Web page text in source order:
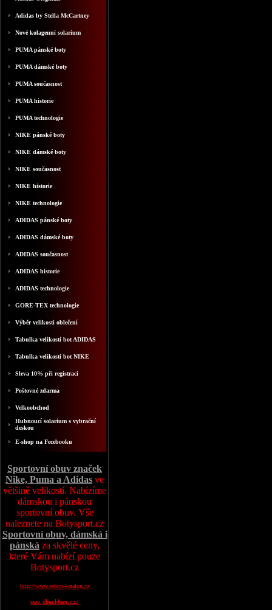
Adidas by Stella McCartney
Nové kolagenní solarium
PUMA pánské boty
PUMA dámské boty
PUMA současnost
PUMA historie
PUMA technologie
NIKE pánské boty
NIKE dámské boty
NIKE současnost
NIKE historie
NIKE technologie
ADIDAS pánské boty
ADIDAS dámské boty
ADIDAS současnost
ADIDAS historie
ADIDAS technologie
GORE-TEX technologie
Výběr velikosti oblečení
Tabulka velikosti bot ADIDAS
Tabulka velikosti bot NIKE
Sleva 10% při registraci
Poštovné zdarma
Velkoobchod
Hubnoucí solarium s vybrační
deskou
E-shop na Fecebooku
Sportovní obuv značek
Nike, Puma a Adidas ve
většině velikostí. Nabízíme
dámskou i pánskou
sportovní obuv. Vše
naleznete na Botysport.cz
Sportovní obuv, dámská i
pánská za skvělé ceny,
které Vám nabízí pouze
Botysport.cz
http://www.eshop-katalog.cz
www.dbeckham.cz/